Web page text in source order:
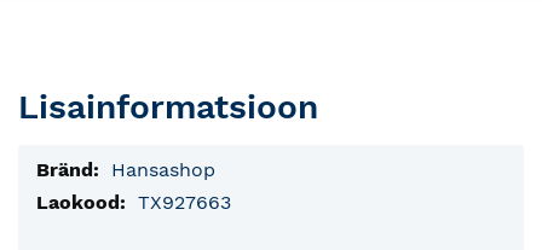
Lisainformatsioon
Lisainfo
Hansashop
TX927663